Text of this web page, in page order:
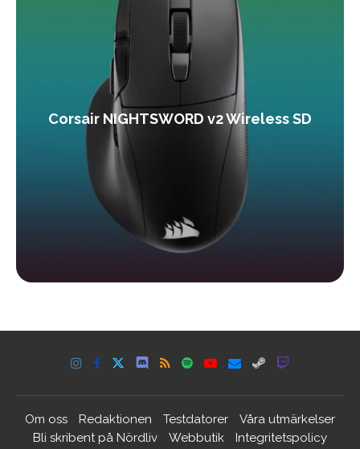
Corsair NIGHTSWORD v2 Wireless SD
Om oss Redaktionen Testdatorer
Våra utmärkelser
Bli skribent på Nördliv
Webbutik Integritetspolicy